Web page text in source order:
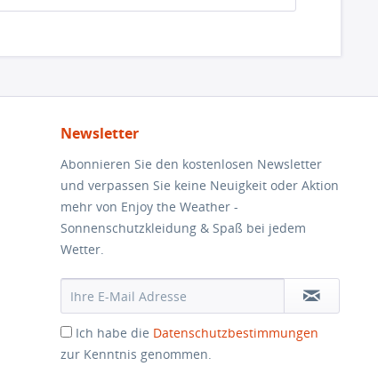
Newsletter
Abonnieren Sie den kostenlosen Newsletter
und verpassen Sie keine Neuigkeit oder Aktion
mehr von Enjoy the Weather -
Sonnenschutzkleidung & Spaß bei jedem
Wetter.
Ich habe die Datenschutzbestimmungen
zur Kenntnis genommen.